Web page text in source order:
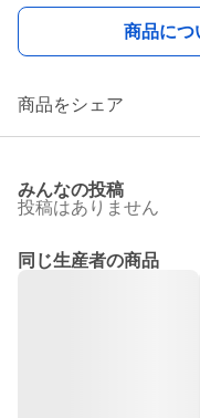
商品につ
商品をシェア
みんなの投稿
投稿はありません
同じ生産者の商品